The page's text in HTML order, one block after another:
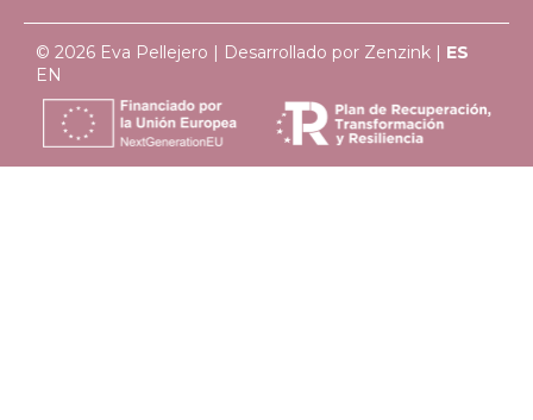
© 2026 Eva Pellejero | Desarrollado por Zenzink | ES
EN